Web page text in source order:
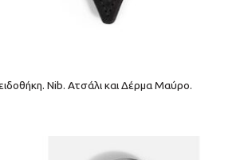
Nib. Ατσάλι και Δέρμα Μαύρο.